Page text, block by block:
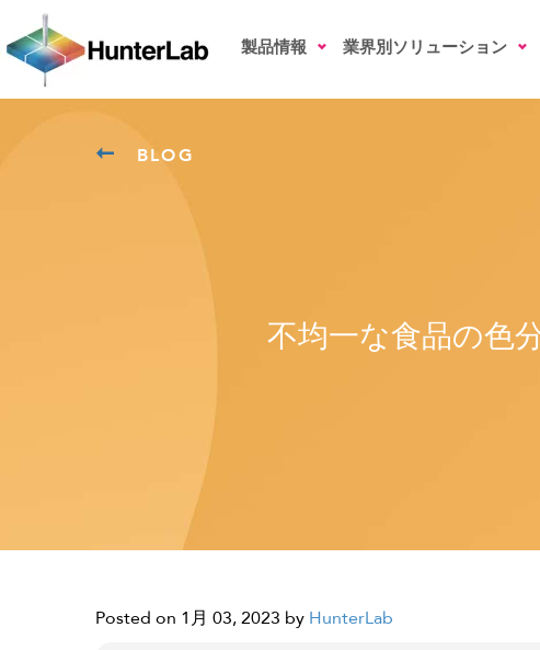
製品情報 業界別ソリューション
BLOG
不均一な食品の色
Posted on 1月 03, 2023 by HunterLab